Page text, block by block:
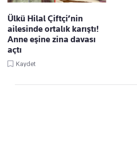
Ülkü Hilal Çiftçi’nin
ailesinde ortalık karıştı!
Anne eşine zina davası
açtı
Kaydet